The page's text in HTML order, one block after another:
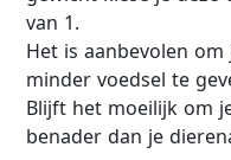
van 1.
Het is aanbevolen
minder voedsel te
Blijft het moeilijk om
benader dan je